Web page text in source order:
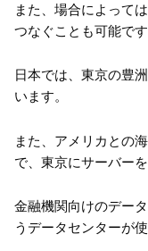
また、場合によって
つなぐことも可能です
日本では、東京の豊
います。
また、アメリカとの
で、東京にサーバー
金融機関向けのデー
うデータセンターが